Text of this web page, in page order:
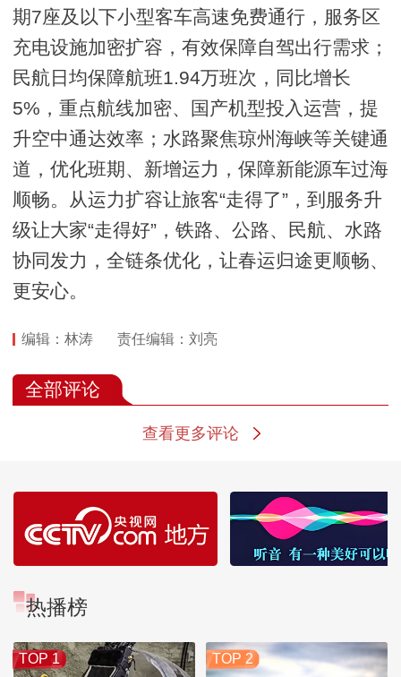
期7座及以下小型客车高速免费通行，服务区
充电设施加密扩容，有效保障自驾出行需求；
民航日均保障航班1.94万班次，同比增长
5%，重点航线加密、国产机型投入运营，提
升空中通达效率；水路聚焦琼州海峡等关键通
道，优化班期、新增运力，保障新能源车过海
顺畅。从运力扩容让旅客“走得了”，到服务升
级让大家“走得好”，铁路、公路、民航、水路
协同发力，全链条优化，让春运归途更顺畅、
更安心。
编辑：林涛 责任编辑：刘亮
全部评论
查看更多评论
热播榜
TOP 1 TOP 2